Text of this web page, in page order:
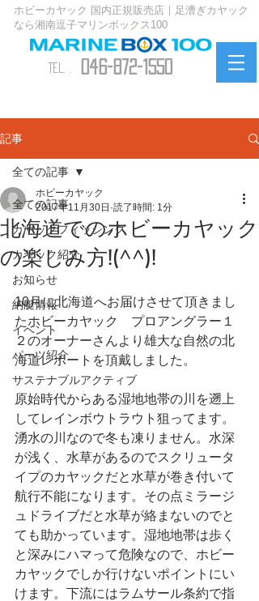
ホビーカヤック 国内正規販売店｜足漕ぎカヤック
なら湘南逗子マリンボックス100
TEL. . 046-872-1550
記事
全ての記事
カヤックフィッシング
カヤック紹介
お知らせ
納艇情報
イベント
パーツ紹介
サステナブルアクティブ
全ての記事
北海道でのホビーカヤック
の楽しみ方!(^^)!
ホビーカヤック
2017年11月30日 読了時間: 1分
10月に北海道へお届けさせて頂きまし
たホビーカヤック　プロアングラー１
２のオーナーさんより雄大な自然の北
海道レポートを頂戴しました。
原始時代からある湿地地帯の川を遡上
してレインボウトラウト狙ってます。
湧水の川なので冬も凍りません。水深
が浅く、水草があるのでスクリュータ
イプのカヤックだと水草が巻き付いて
航行不能になります。その点ミラージ
ュドライブだと水草が絡まないのでと
ても助かっています。湿地地帯は歩く
と深みにハマって危険なので、ホビー
カヤックでしか行けないポイントにい
けます。下流にはラムサール条約で指